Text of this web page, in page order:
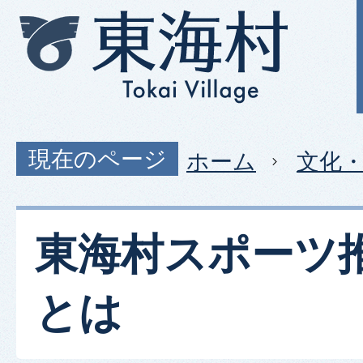
現在のページ ホーム 文化
東海村スポーツ
とは